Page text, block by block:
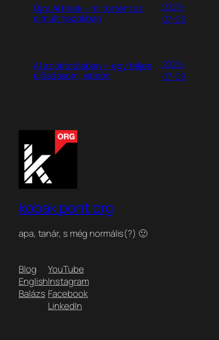
Újra AI hírek – mi történt az
elmúlt napokban
2026-
07-29
AI az oktatásban — egy teljes
előadásom, videón
2026-
07-29
kobak pont org
apa, tanár, s még normális(?) 🙂
Blog
English
Balázs
YouTube
Instagram
Facebook
LinkedIn